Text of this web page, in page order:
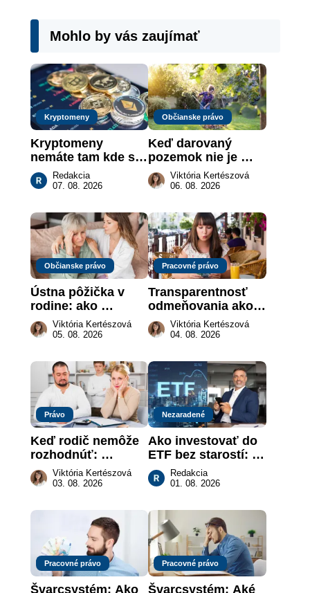
Mohlo by vás zaujímať
Kryptomeny
Kryptomeny
nemáte tam kde si
myslíte: Viete, kde
sa naozaj
Redakcia
07. 08. 2026
Občianske právo
Keď darovaný
pozemok nie je
„hotová vec“: kedy
môže darca žiadať
Viktória Kertészová
06. 08. 2026
Občianske právo
Ústna pôžička v
rodine: ako
vymôcť peniaze,
keď na papieri nie
Viktória Kertészová
05. 08. 2026
Pracovné právo
Transparentnosť
odmeňovania ako
právna povinnosť:
revolúcia na
práce
Viktória Kertészová
04. 08. 2026
Právo
Keď rodič nemôže
rozhodnúť:
nahradenie prejavu
vôle súdom v
Viktória Kertészová
03. 08. 2026
Nezaradené
Ako investovať do
ETF bez starostí:
Investičné plány,
ktoré urobia prácu
Redakcia
01. 08. 2026
Pracovné právo
Švarcsystém: Ako
Pracovné právo
Švarcsystém: Aké